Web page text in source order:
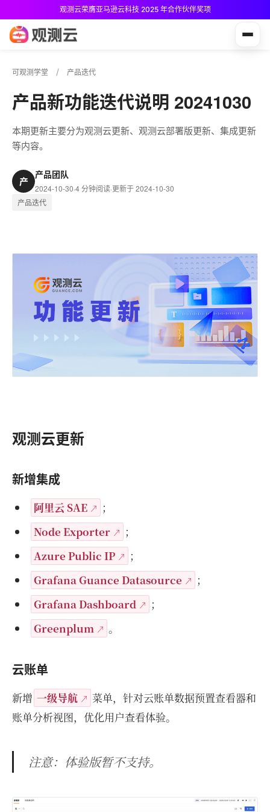
观测云荣膺亚马逊云科技 2025 年合作伙伴奖项
可观测学堂 产品迭代
产品新功能迭代说明 20241030
本期更新主要分为观测云更新、观测云部署版更新、集成更新
等内容。
产
产品团队
2024-10-30·4 分钟阅读·更新于 2024-10-30
产品迭代
观测云更新
新增集成
阿里云 SAE
；
Node Exporter
；
Azure Public IP
；
Grafana Guance Datasource
；
Grafana Dashboard
；
Greenplum
。
云账单
新增 一级导航
菜单，针对云账单数据预置查看器和
账单分析视图，优化用户查看体验。
注意：体验版暂不支持。